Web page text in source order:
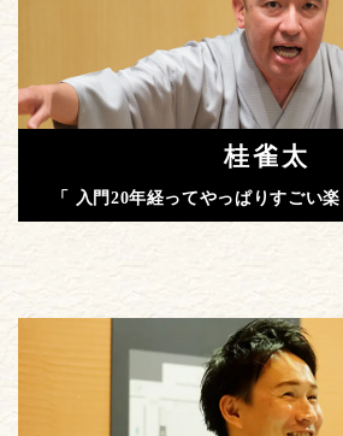
桂雀太
「 入門20年経ってやっぱりすごい